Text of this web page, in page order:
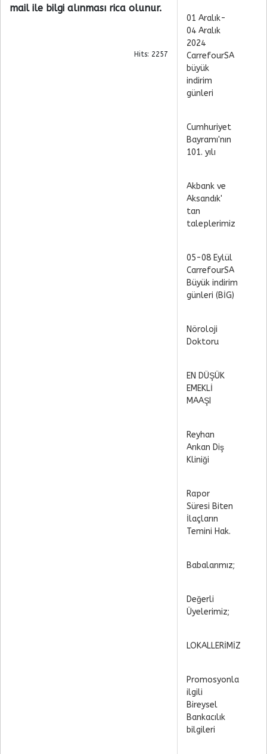
mail ile bilgi alınması rica olunur.
Hits: 2257
01 Aralık-
04 Aralık
2024
CarrefourSA
büyük
indirim
günleri
Cumhuriyet
Bayramı'nın
101. yılı
Akbank ve
Aksandık'
tan
taleplerimiz
05-08 Eylül
CarrefourSA
Büyük indirim
günleri (BİG)
Nöroloji
Doktoru
EN DÜŞÜK
EMEKLİ
MAAŞI
Reyhan
Arıkan Diş
Kliniği
Rapor
Süresi Biten
İlaçların
Temini Hak.
Babalarımız;
Değerli
Üyelerimiz;
LOKALLERİMİZ
Promosyonla
ilgili
Bireysel
Bankacılık
bilgileri